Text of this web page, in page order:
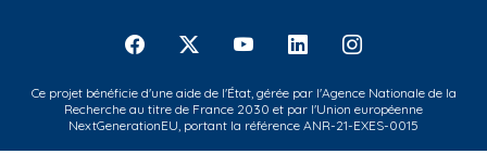
Ce projet bénéficie d'une aide de l'État, gérée par l'Agence Nationale de la
Recherche au titre de France 2030 et par l'Union européenne
NextGenerationEU, portant la référence ANR-21-EXES-0015